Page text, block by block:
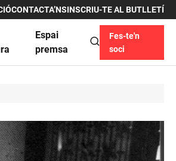
CONTACTA’NSINSCRIU-TE AL BUTLLETÍ
Espai
premsa
Fes-te'n
soci